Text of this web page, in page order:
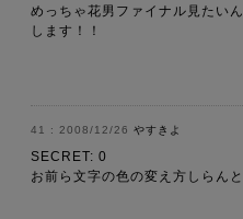
めっちゃ花男ファイナル見たい
します！！
2008/12/26 やすきよ
SECRET: 0
お前ら文字の色の変え方しらん